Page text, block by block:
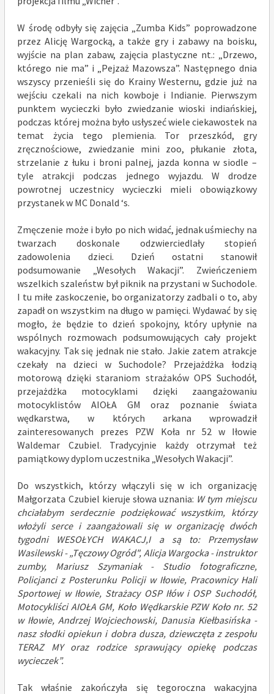
W środę odbyły się zajęcia „Zumba Kids” poprowadzone
przez Alicję Wargocką, a także gry i zabawy na boisku,
wyjście na plan zabaw, zajęcia plastyczne nt.: „Drzewo,
którego nie ma” i „Pejzaż Mazowsza”. Następnego dnia
wszyscy przenieśli się do Krainy Westernu, gdzie już na
wejściu czekali na nich kowboje i Indianie. Pierwszym
punktem wycieczki było zwiedzanie wioski indiańskiej,
podczas której można było usłyszeć wiele ciekawostek na
temat życia tego plemienia. Tor przeszkód, gry
zręcznościowe, zwiedzanie mini zoo, płukanie złota,
strzelanie z łuku i broni palnej, jazda konna w siodle –
tyle atrakcji podczas jednego wyjazdu. W drodze
powrotnej uczestnicy wycieczki mieli obowiązkowy
przystanek w MC Donald ‘s.
Zmęczenie może i było po nich widać, jednak uśmiechy na
twarzach doskonale odzwierciedlały stopień
zadowolenia dzieci. Dzień ostatni stanowił
podsumowanie „Wesołych Wakacji”. Zwieńczeniem
wszelkich szaleństw był piknik na przystani w Suchodole.
I tu miłe zaskoczenie, bo organizatorzy zadbali o to, aby
zapadł on wszystkim na długo w pamięci. Wydawać by się
mogło, że będzie to dzień spokojny, który upłynie na
wspólnych rozmowach podsumowujących cały projekt
wakacyjny. Tak się jednak nie stało. Jakie zatem atrakcje
czekały na dzieci w Suchodole? Przejażdżka łodzią
motorową dzięki staraniom strażaków OPS Suchodół,
przejażdżka motocyklami dzięki zaangażowaniu
motocyklistów AIOŁA GM oraz poznanie świata
wędkarstwa, w których arkana wprowadził
zainteresowanych prezes PZW Koła nr 52 w Iłowie
Waldemar Czubiel. Tradycyjnie każdy otrzymał też
pamiątkowy dyplom uczestnika „Wesołych Wakacji”.
Do wszystkich, którzy włączyli się w ich organizację
Małgorzata Czubiel kieruje słowa uznania: W tym miejscu
chciałabym serdecznie podziękować wszystkim, którzy
włożyli serce i zaangażowali się w organizację dwóch
tygodni WESOŁYCH WAKACJ,I a są to: Przemysław
Wasilewski - „Tęczowy Ogród", Alicja Wargocka - instruktor
zumby, Mariusz Szymaniak - Studio fotograficzne,
Policjanci z Posterunku Policji w Iłowie, Pracownicy Hali
Sportowej w Iłowie, Strażacy OSP Iłów i OSP Suchodół,
Motocykliści AIOŁA GM, Koło Wędkarskie PZW Koło nr. 52
w Iłowie, Andrzej Wojciechowski, Danusia Kiełbasińska -
nasz słodki opiekun i dobra dusza, dziewczęta z zespołu
TERAZ MY oraz rodzice sprawujący opiekę podczas
wycieczek”.
Tak właśnie zakończyła się tegoroczna wakacyjna